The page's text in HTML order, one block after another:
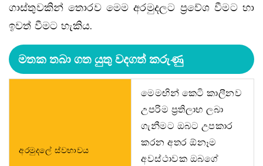
ගාස්තුවකින් තොරව මෙම අරමුදලට ප්‍රවේශ වීමට හා
ඉවත් වීමට හැකිය.
මතක තබා ගත යුතු වදගත් කරුණු
අරමුදලේ ස්වභාවය
මෙමඟින් කෙටි කාලීනව
උපරිම ප්‍රතිලාභ ලබා
ගැනීමට ඔබට උපකාර
කරන අතර ඕනෑම
අවස්ථාවක ඔබගේ